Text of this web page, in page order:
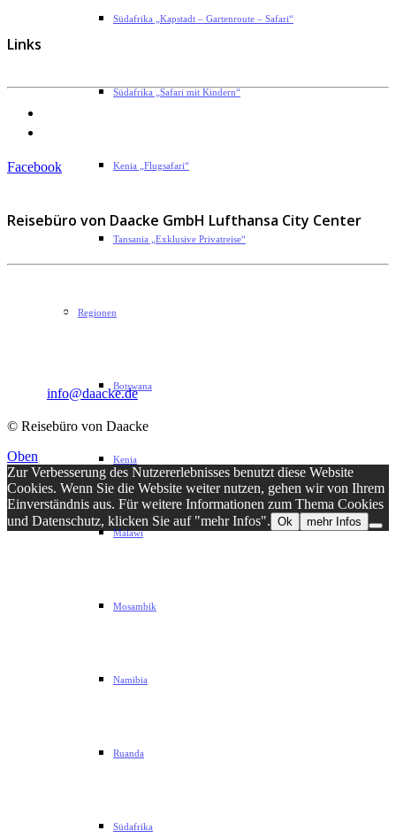
Südafrika „Kapstadt – Gartenroute – Safari“
Südafrika „Safari mit Kindern“
Kenia „Flugsafari“
Tansania „Exklusive Privatreise“
Regionen
Botswana
Kenia
Malawi
Mosambik
Namibia
Ruanda
Südafrika
Links
Facebook
Reisebüro von Daacke GmbH Lufthansa City Center
D-22609 Hamburg
info@daacke.de
© Reisebüro von Daacke
Oben
Zur Verbesserung des Nutzererlebnisses benutzt diese Website
Cookies. Wenn Sie die Website weiter nutzen, gehen wir von Ihrem
Einverständnis aus. Für weitere Informationen zum Thema Cookies
und Datenschutz, klicken Sie auf "mehr Infos". Ok mehr Infos